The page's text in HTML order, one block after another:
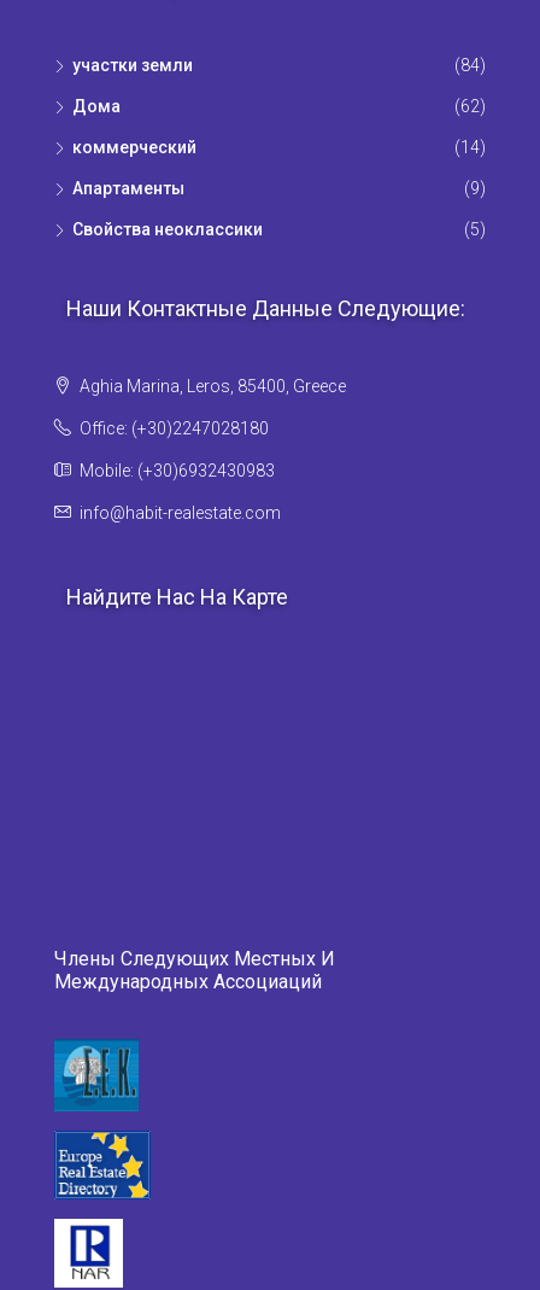
участки земли (84)
Дома (62)
коммерческий (14)
Апартаменты (9)
Свойства неоклассики (5)
Наши Контактные Данные Следующие:
Aghia Marina, Leros, 85400, Greece
Office: (+30)2247028180
Mobile: (+30)6932430983
info@habit-realestate.com
Найдите Нас На Карте
Члены Следующих Местных И
Международных Ассоциаций